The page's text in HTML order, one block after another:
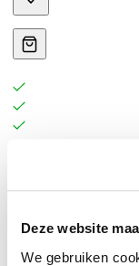
Deze website
We gebruiken
Celebrating Avi
landscape of